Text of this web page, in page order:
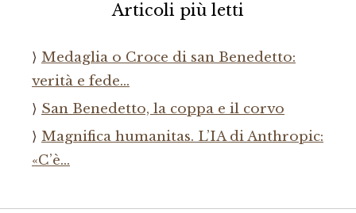
Articoli più letti
Medaglia o Croce di san Benedetto:
verità e fede…
San Benedetto, la coppa e il corvo
Magnifica humanitas. L’IA di Anthropic:
«C’è…